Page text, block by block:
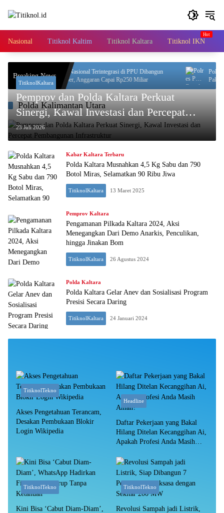
Nasional Titiknol Kaltim Titiknol Kaltara Titiknol IKN
Breaking News
Sekolah Nasional Terintegrasi di PPU Dibangun
November, Anggaran Capai Rp250 Miliar
Polres PPU
Paket
Polda Kalimantan Utara
TitiknolKaltara
Pemprov dan Polda Kaltara Perkuat
Sinergi, Kawal Investasi dan Percepat
Pembangunan Infrastruktur
23 Juli 2026
Kabar Kaltara Terbaru
Polda Kaltara Musnahkan 4,5 Kg Sabu dan 790
Botol Miras, Selamatkan 90 Ribu Jiwa
TitiknolKaltara 13 Maret 2025
Pemprov Kaltara
Pengamanan Pilkada Kaltara 2024, Aksi
Menegangkan Dari Demo Anarkis, Penculikan,
hingga Jinakan Bom
TitiknolKaltara 26 Agustus 2024
Polda Kaltara
Polda Kaltara Gelar Anev dan Sosialisasi Program
Presisi Secara Daring
TitiknolKaltara 24 Januari 2024
TitiknolTekno
Akses Pengetahuan Terancam,
Desakan Pembukaan Blokir
Login Wikipedia
Headline
Daftar Pekerjaan yang Bakal
Hilang Ditelan Kecanggihan Ai,
Apakah Profesi Anda Masih
TitiknolTekno
Kini Bisa ‘Cabut Diam-Diam’,
TitiknolTekno
Revolusi Sampah jadi Listrik,